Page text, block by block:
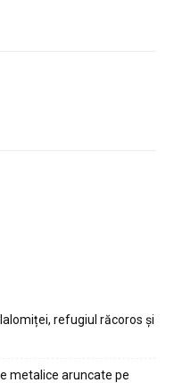
refugiul răcoros și
metalice aruncate pe